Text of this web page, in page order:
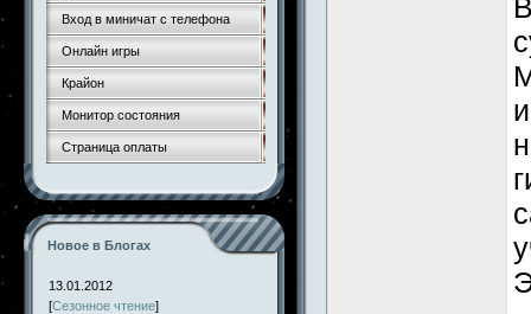
Вход в миничат с телефона
Онлайн игры
Крайон
Монитор состояния
Страница оплаты
Новое в Блогах
13.01.2012
[Сезонное чтение]